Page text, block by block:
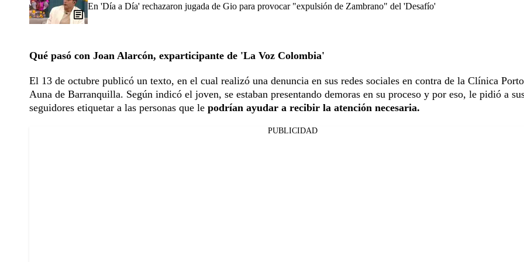
En 'Día a Día' rechazaron jugada de Gio para provocar "expulsión de Zambrano" del 'Desafío'
Qué pasó con Joan Alarcón, exparticipante de 'La Voz Colombia'
El 13 de octubre publicó un texto, en el cual realizó una denuncia en sus redes sociales en contra de la Clínica
Auna de Barranquilla. Según indicó el joven, se estaban presentando demoras en su proceso y por eso, le pidió a
seguidores etiquetar a las personas que le podrían ayudar a recibir la atención necesaria.
PUBLICIDAD